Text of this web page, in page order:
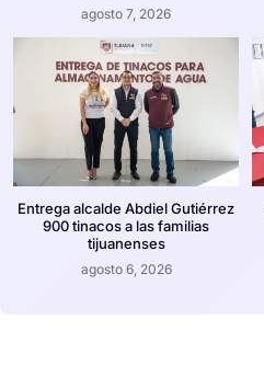
agosto 7, 2026
Entrega alcalde Abdiel Gutiérrez
900 tinacos a las familias
tijuanenses
agosto 6, 2026